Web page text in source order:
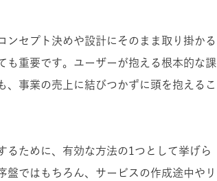
ンセプト決めや設計にそのまま取り掛かる
も重要です。ユーザーが抱える根本的な課
事業の売上に結びつかずに頭を抱えるこ
るために、有効な方法の1つとして挙げら
盤ではもちろん、サービスの作成途中やリ